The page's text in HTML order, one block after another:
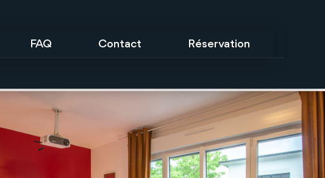
FAQ Contact Réservation